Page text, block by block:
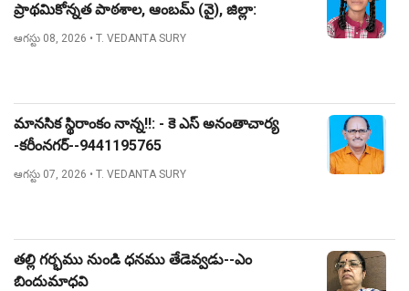
ప్రాథమికోన్నత పాఠశాల, ఆంబమ్ (వై), జిల్లా:
నిజామాబాద్.
ఆగస్టు 08, 2026 • T. VEDANTA SURY
మానసిక స్థిరాంకం నాన్న!!: - కె ఎస్ అనంతాచార్య
-కరీంనగర్--9441195765
ఆగస్టు 07, 2026 • T. VEDANTA SURY
తల్లి గర్భము నుండి ధనము తేడెవ్వడు--ఎం
బిందుమాధవి